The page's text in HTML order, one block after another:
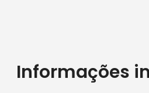
Informações